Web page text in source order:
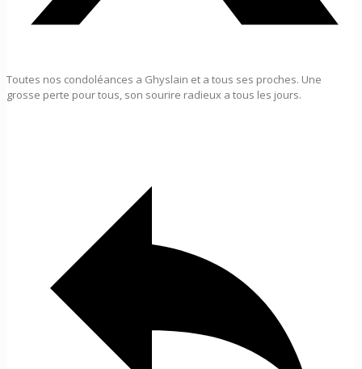
Toutes nos condoléances a Ghyslain et a tous ses proches. Une
grosse perte pour tous, son sourire radieux a tous les jours.